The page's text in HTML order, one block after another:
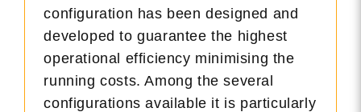
configuration has been designed and
developed to guarantee the highest
operational efficiency minimising the
running costs. Among the several
configurations available it is particularly